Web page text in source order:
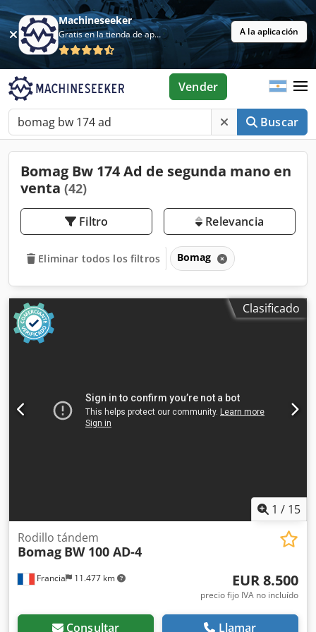
Machineseeker
Gratis en la tienda de aplicaciones A la aplicación
Buscar
Vender
Bomag Bw 174 Ad de segunda mano en
venta (42)
Filtro Relevancia
Eliminar todos los filtros Bomag
Clasificado
1 / 15
Francia 11.477 km
Rodillo tándem
Bomag BW 100 AD-4
EUR 8.500
precio fijo IVA no incluído
Consultar Llamar